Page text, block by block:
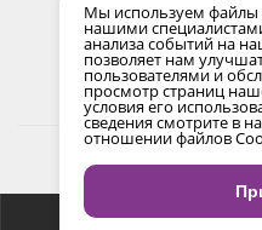
время по
2017-2026 © Все права
защищена
Мы используем файлы
нашими
анализа событий на
позволяет нам
пользователями и
просмотр страниц
условия его
сведения смотрите в
отношении файлов